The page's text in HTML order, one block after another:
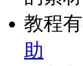
教程
助